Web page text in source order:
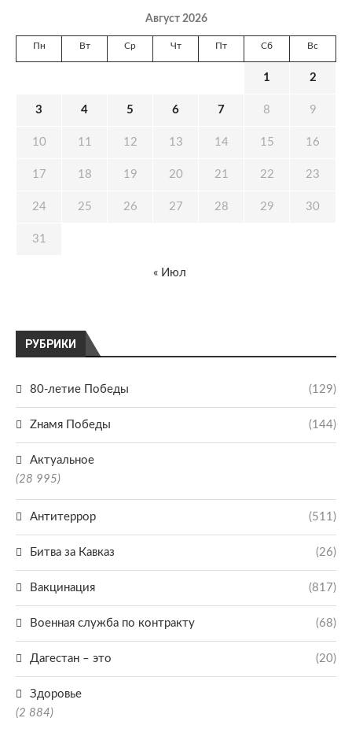
РУБРИКИ
80-летие Победы (129)
Zнамя Победы (144)
Актуальное
(28 995)
Антитеррор (511)
Битва за Кавказ (26)
Вакцинация (817)
Военная служба по контракту (68)
Дагестан – это (20)
Здоровье
(2 884)
Август 2026
Пн Вт Ср Чт Пт Сб Вс
1 2
3 4 5 6 7 8 9
10 11 12 13 14 15 16
17 18 19 20 21 22 23
24 25 26 27 28 29 30
31
« Июл